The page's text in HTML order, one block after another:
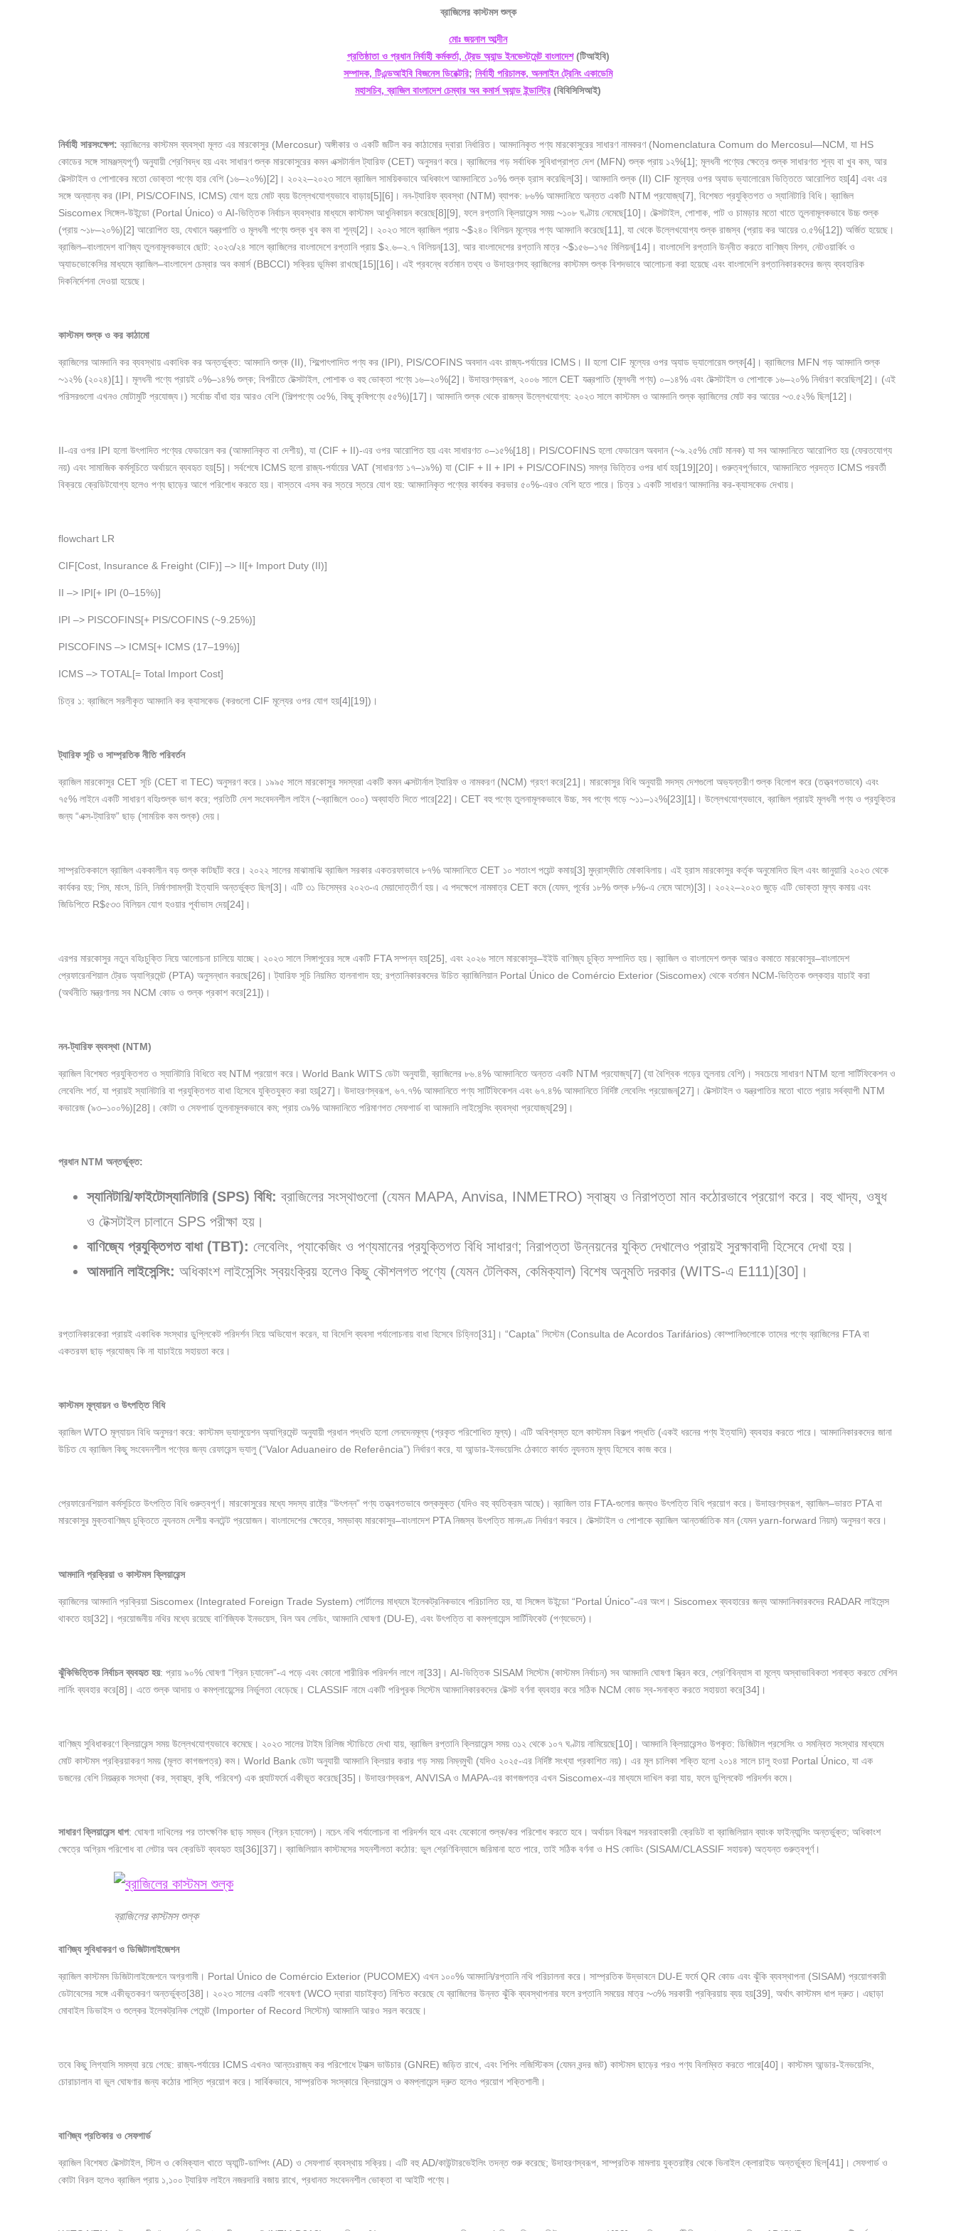
ব্রাজিলের কাস্টমসশুল্ক
মোঃ জয়নাল আব্দীন
প্রতিষ্ঠাতা ও প্রধান নির্বাহী কর্মকর্তা, ট্রেড অ্যান্ড ইনভেস্টমেন্ট বাংলাদেশ(টিআইবি)
সম্পাদক, টিএন্ডআইবি বিজনেস ডিরেক্টরি; নির্বাহী পরিচালক, অনলাইন ট্রেনিং একাডেমি
মহাসচিব, ব্রাজিল বাংলাদেশ চেম্বার অব কমার্স অ্যান্ড ইন্ডাস্ট্রি (বিবিসিসিআই)
নির্বাহী সারসংক্ষেপ: ব্রাজিলের কাস্টমস ব্যবস্থা মূলত এর মারকোসুর (Mercosur) অঙ্গীকার ও একটি জটিল কর কাঠামোর দ্বারা নির্ধারিত। আমদানিকৃত পণ্য মারকোসুরের সাধারণ নামকরণ (Nomenclatura Comum do Mercosul—NCM, যা HS
কোডের সঙ্গে সামঞ্জস্যপূর্ণ) অনুযায়ী শ্রেণিবদ্ধ হয় এবং সাধারণ শুল্ক মারকোসুরের কমন এক্সটার্নাল ট্যারিফ (CET) অনুসরণ করে। ব্রাজিলের গড় সর্বাধিক সুবিধাপ্রাপ্ত দেশ (MFN) শুল্ক প্রায় ১২%[1]; মূলধনী পণ্যের ক্ষেত্রে শুল্ক সাধারণত শূন্য বা খুব কম, আর
টেক্সটাইল ও পোশাকের মতো ভোক্তা পণ্যে হার বেশি (১৬–২০%)[2]। ২০২২–২০২৩ সালে ব্রাজিল সাময়িকভাবে অধিকাংশ আমদানিতে ১০% শুল্ক হ্রাস করেছিল[3]। আমদানি শুল্ক (II) CIF মূল্যের ওপর অ্যাড ভ্যালোরেম ভিত্তিতে আরোপিত হয়[4] এবং এর
সঙ্গে অন্যান্য কর (IPI, PIS/COFINS, ICMS) যোগ হয়ে মোট ব্যয় উল্লেখযোগ্যভাবে বাড়ায়[5][6]। নন-ট্যারিফ ব্যবস্থা (NTM) ব্যাপক: ৮৬% আমদানিতে অন্তত একটি NTM প্রযোজ্য[7], বিশেষত প্রযুক্তিগত ও স্যানিটারি বিধি। ব্রাজিল
Siscomex সিঙ্গেল-উইন্ডো (Portal Único) ও AI-ভিত্তিক নির্বাচন ব্যবস্থার মাধ্যমে কাস্টমস আধুনিকায়ন করেছে[8][9], ফলে রপ্তানি ক্লিয়ারেন্স সময় ~১০৮ ঘণ্টায় নেমেছে[10]। টেক্সটাইল, পোশাক, পাট ও চামড়ার মতো খাতে তুলনামূলকভাবে উচ্চ শুল্ক
(প্রায় ~১৮–২০%)[2] আরোপিত হয়, যেখানে যন্ত্রপাতি ও মূলধনী পণ্যে শুল্ক খুব কম বা শূন্য[2]। ২০২৩ সালে ব্রাজিল প্রায় ~$২৪০ বিলিয়ন মূল্যের পণ্য আমদানি করেছে[11], যা থেকে উল্লেখযোগ্য শুল্ক রাজস্ব (প্রায় কর আয়ের ৩.৫%[12]) অর্জিত হয়েছে।
ব্রাজিল–বাংলাদেশ বাণিজ্য তুলনামূলকভাবে ছোট: ২০২৩/২৪ সালে ব্রাজিলের বাংলাদেশে রপ্তানি প্রায় $২.৬–২.৭ বিলিয়ন[13], আর বাংলাদেশের রপ্তানি মাত্র ~$১৫৬–১৭৫ মিলিয়ন[14]। বাংলাদেশি রপ্তানি উন্নীত করতে বাণিজ্য মিশন, নেটওয়ার্কিং ও
অ্যাডভোকেসির মাধ্যমে ব্রাজিল–বাংলাদেশ চেম্বার অব কমার্স (BBCCI) সক্রিয় ভূমিকা রাখছে[15][16]। এই প্রবন্ধে বর্তমান তথ্য ও উদাহরণসহ ব্রাজিলের কাস্টমস শুল্ক বিশদভাবে আলোচনা করা হয়েছে এবং বাংলাদেশি রপ্তানিকারকদের জন্য ব্যবহারিক
দিকনির্দেশনা দেওয়া হয়েছে।
কাস্টমসশুল্কও কর কাঠামো
ব্রাজিলের আমদানি কর ব্যবস্থায় একাধিক কর অন্তর্ভুক্ত: আমদানি শুল্ক (II), শিল্পোৎপাদিত পণ্য কর (IPI), PIS/COFINS অবদান এবং রাজ্য-পর্যায়ের ICMS। II হলো CIF মূল্যের ওপর অ্যাড ভ্যালোরেম শুল্ক[4]। ব্রাজিলের MFN গড় আমদানি শুল্ক
~১২% (২০২৪)[1]। মূলধনী পণ্যে প্রায়ই ০%–১৪% শুল্ক; বিপরীতে টেক্সটাইল, পোশাক ও বহু ভোক্তা পণ্যে ১৬–২০%[2]। উদাহরণস্বরূপ, ২০০৬ সালে CET যন্ত্রপাতি (মূলধনী পণ্য) ০–১৪% এবং টেক্সটাইল ও পোশাকে ১৬–২০% নির্ধারণ করেছিল[2]। (এই
পরিসরগুলো এখনও মোটামুটি প্রযোজ্য।) সর্বোচ্চ বাঁধা হার আরও বেশি (শিল্পপণ্যে ৩৫%, কিছু কৃষিপণ্যে ৫৫%)[17]। আমদানি শুল্ক থেকে রাজস্ব উল্লেখযোগ্য: ২০২৩ সালে কাস্টমস ও আমদানি শুল্ক ব্রাজিলের মোট কর আয়ের ~৩.৫২% ছিল[12]।
II-এর ওপর IPI হলো উৎপাদিত পণ্যের ফেডারেল কর (আমদানিকৃত বা দেশীয়), যা (CIF + II)-এর ওপর আরোপিত হয় এবং সাধারণত ০–১৫%[18]। PIS/COFINS হলো ফেডারেল অবদান (~৯.২৫% মোট মানক) যা সব আমদানিতে আরোপিত হয় (ফেরতযোগ্য
নয়) এবং সামাজিক কর্মসূচিতে অর্থায়নে ব্যবহৃত হয়[5]। সর্বশেষে ICMS হলো রাজ্য-পর্যায়ের VAT (সাধারণত ১৭–১৯%) যা (CIF + II + IPI + PIS/COFINS) সমগ্র ভিত্তির ওপর ধার্য হয়[19][20]। গুরুত্বপূর্ণভাবে, আমদানিতে প্রদত্ত ICMS পরবর্তী
বিক্রয়ে ক্রেডিটযোগ্য হলেও পণ্য ছাড়ের আগে পরিশোধ করতে হয়। বাস্তবে এসব কর স্তরে স্তরে যোগ হয়: আমদানিকৃত পণ্যের কার্যকর করভার ৫০%-এরও বেশি হতে পারে। চিত্র ১ একটি সাধারণ আমদানির কর-ক্যাসকেড দেখায়।
flowchart LR
CIF[Cost, Insurance & Freight (CIF)] –> II[+ Import Duty (II)]
II –> IPI[+ IPI (0–15%)]
IPI –> PISCOFINS[+ PIS/COFINS (~9.25%)]
PISCOFINS –> ICMS[+ ICMS (17–19%)]
ICMS –> TOTAL[= Total Import Cost]
চিত্র ১: ব্রাজিলে সরলীকৃত আমদানি কর ক্যাসকেড (করগুলো CIF মূল্যের ওপর যোগ হয়[4][19])।
ট্যারিফসূচিও সাম্প্রতিকনীতিপরিবর্তন
ব্রাজিল মারকোসুর CET সূচি (CET বা TEC) অনুসরণ করে। ১৯৯৫ সালে মারকোসুর সদস্যরা একটি কমন এক্সটার্নাল ট্যারিফ ও নামকরণ (NCM) গ্রহণ করে[21]। মারকোসুর বিধি অনুযায়ী সদস্য দেশগুলো অভ্যন্তরীণ শুল্ক বিলোপ করে (তত্ত্বগতভাবে) এবং
৭৫% লাইনে একটি সাধারণ বহিঃশুল্ক ভাগ করে; প্রতিটি দেশ সংবেদনশীল লাইন (~ব্রাজিলে ৩০০) অব্যাহতি দিতে পারে[22]। CET বহু পণ্যে তুলনামূলকভাবে উচ্চ, সব পণ্যে গড়ে ~১১–১২%[23][1]। উল্লেখযোগ্যভাবে, ব্রাজিল প্রায়ই মূলধনী পণ্য ও প্রযুক্তির
জন্য “এক্স-ট্যারিফ” ছাড় (সাময়িক কম শুল্ক) দেয়।
সাম্প্রতিককালে ব্রাজিল এককালীন বড় শুল্ক কাটছাঁট করে। ২০২২ সালের মাঝামাঝি ব্রাজিল সরকার একতরফাভাবে ৮৭% আমদানিতে CET ১০ শতাংশ পয়েন্ট কমায়[3] মুদ্রাস্ফীতি মোকাবিলায়। এই হ্রাস মারকোসুর কর্তৃক অনুমোদিত ছিল এবং জানুয়ারি ২০২৩ থেকে
কার্যকর হয়; শিম, মাংস, চিনি, নির্মাণসামগ্রী ইত্যাদি অন্তর্ভুক্ত ছিল[3]। এটি ৩১ ডিসেম্বর ২০২৩-এ মেয়াদোত্তীর্ণ হয়। এ পদক্ষেপে নামমাত্র CET কমে (যেমন, পূর্বের ১৮% শুল্ক ৮%-এ নেমে আসে)[3]। ২০২২–২০২৩ জুড়ে এটি ভোক্তা মূল্য কমায় এবং
জিডিপিতে R$৫৩৩ বিলিয়ন যোগ হওয়ার পূর্বাভাস দেয়[24]।
এরপর মারকোসুর নতুন বহিঃচুক্তি নিয়ে আলোচনা চালিয়ে যাচ্ছে। ২০২৩ সালে সিঙ্গাপুরের সঙ্গে একটি FTA সম্পন্ন হয়[25], এবং ২০২৬ সালে মারকোসুর–ইইউ বাণিজ্য চুক্তি সম্পাদিত হয়। ব্রাজিল ও বাংলাদেশ শুল্ক আরও কমাতে মারকোসুর–বাংলাদেশ
প্রেফারেনশিয়াল ট্রেড অ্যাগ্রিমেন্ট (PTA) অনুসন্ধান করছে[26]। ট্যারিফ সূচি নিয়মিত হালনাগাদ হয়; রপ্তানিকারকদের উচিত ব্রাজিলিয়ান Portal Único de Comércio Exterior (Siscomex) থেকে বর্তমান NCM-ভিত্তিক শুল্কহার যাচাই করা
(অর্থনীতি মন্ত্রণালয় সব NCM কোড ও শুল্ক প্রকাশ করে[21])।
নন-ট্যারিফব্যবস্থা (NTM)
ব্রাজিল বিশেষত প্রযুক্তিগত ও স্যানিটারি বিধিতে বহু NTM প্রয়োগ করে। World Bank WITS ডেটা অনুযায়ী, ব্রাজিলের ৮৬.৪% আমদানিতে অন্তত একটি NTM প্রযোজ্য[7] (যা বৈশ্বিক গড়ের তুলনায় বেশি)। সবচেয়ে সাধারণ NTM হলো সার্টিফিকেশন ও
লেবেলিং শর্ত, যা প্রায়ই স্যানিটারি বা প্রযুক্তিগত বাধা হিসেবে যুক্তিযুক্ত করা হয়[27]। উদাহরণস্বরূপ, ৬৭.৭% আমদানিতে পণ্য সার্টিফিকেশন এবং ৬৭.৪% আমদানিতে নির্দিষ্ট লেবেলিং প্রয়োজন[27]। টেক্সটাইল ও যন্ত্রপাতির মতো খাতে প্রায় সর্বব্যাপী NTM
কভারেজ (৯৩–১০০%)[28]। কোটা ও সেফগার্ড তুলনামূলকভাবে কম; প্রায় ৩৯% আমদানিতে পরিমাণগত সেফগার্ড বা আমদানি লাইসেন্সিং ব্যবস্থা প্রযোজ্য[29]।
প্রধান NTM অন্তর্ভুক্ত:
স্যানিটারি/ফাইটোস্যানিটারি (SPS) বিধি: ব্রাজিলের সংস্থাগুলো (যেমন MAPA, Anvisa, INMETRO) স্বাস্থ্য ও নিরাপত্তা মান কঠোরভাবে প্রয়োগ করে। বহু খাদ্য, ওষুধ
ও টেক্সটাইল চালানে SPS পরীক্ষা হয়।
বাণিজ্যে প্রযুক্তিগতবাধা (TBT): লেবেলিং, প্যাকেজিং ও পণ্যমানের প্রযুক্তিগত বিধি সাধারণ; নিরাপত্তা উন্নয়নের যুক্তি দেখালেও প্রায়ই সুরক্ষাবাদী হিসেবে দেখা হয়।
আমদানি লাইসেন্সিং: অধিকাংশ লাইসেন্সিং স্বয়ংক্রিয় হলেও কিছু কৌশলগত পণ্যে (যেমন টেলিকম, কেমিক্যাল) বিশেষ অনুমতি দরকার (WITS-এ E111)[30]।
রপ্তানিকারকেরা প্রায়ই একাধিক সংস্থার ডুপ্লিকেট পরিদর্শন নিয়ে অভিযোগ করেন, যা বিদেশি ব্যবসা পর্যালোচনায় বাধা হিসেবে চিহ্নিত[31]। “Capta” সিস্টেম (Consulta de Acordos Tarifários) কোম্পানিগুলোকে তাদের পণ্যে ব্রাজিলের FTA বা
একতরফা ছাড় প্রযোজ্য কি না যাচাইয়ে সহায়তা করে।
কাস্টমসমূল্যায়নও উৎপত্তিবিধি
ব্রাজিল WTO মূল্যায়ন বিধি অনুসরণ করে: কাস্টমস ভ্যালুয়েশন অ্যাগ্রিমেন্ট অনুযায়ী প্রধান পদ্ধতি হলো লেনদেনমূল্য (প্রকৃত পরিশোধিত মূল্য)। এটি অবিশ্বস্ত হলে কাস্টমস বিকল্প পদ্ধতি (একই ধরনের পণ্য ইত্যাদি) ব্যবহার করতে পারে। আমদানিকারকদের জানা
উচিত যে ব্রাজিল কিছু সংবেদনশীল পণ্যের জন্য রেফারেন্স ভ্যালু (“Valor Aduaneiro de Referência”) নির্ধারণ করে, যা আন্ডার-ইনভয়েসিং ঠেকাতে কার্যত ন্যূনতম মূল্য হিসেবে কাজ করে।
প্রেফারেনশিয়াল কর্মসূচিতে উৎপত্তি বিধি গুরুত্বপূর্ণ। মারকোসুরের মধ্যে সদস্য রাষ্ট্রে “উৎপন্ন” পণ্য তত্ত্বগতভাবে শুল্কমুক্ত (যদিও বহু ব্যতিক্রম আছে)। ব্রাজিল তার FTA-গুলোর জন্যও উৎপত্তি বিধি প্রয়োগ করে। উদাহরণস্বরূপ, ব্রাজিল–ভারত PTA বা
মারকোসুর মুক্তবাণিজ্য চুক্তিতে ন্যূনতম দেশীয় কনটেন্ট প্রয়োজন। বাংলাদেশের ক্ষেত্রে, সম্ভাব্য মারকোসুর–বাংলাদেশ PTA নিজস্ব উৎপত্তি মানদণ্ড নির্ধারণ করবে। টেক্সটাইল ও পোশাকে ব্রাজিল আন্তর্জাতিক মান (যেমন yarn-forward নিয়ম) অনুসরণ করে।
আমদানিপ্রক্রিয়াও কাস্টমসক্লিয়ারেন্স
ব্রাজিলের আমদানি প্রক্রিয়া Siscomex (Integrated Foreign Trade System) পোর্টালের মাধ্যমে ইলেকট্রনিকভাবে পরিচালিত হয়, যা সিঙ্গেল উইন্ডো “Portal Único”-এর অংশ। Siscomex ব্যবহারের জন্য আমদানিকারকদের RADAR লাইসেন্স
থাকতে হয়[32]। প্রয়োজনীয় নথির মধ্যে রয়েছে বাণিজ্যিক ইনভয়েস, বিল অব লেডিং, আমদানি ঘোষণা (DU-E), এবং উৎপত্তি বা কমপ্লায়েন্স সার্টিফিকেট (পণ্যভেদে)।
ঝুঁকিভিত্তিকনির্বাচনব্যবহৃতহয়: প্রায় ৯০% ঘোষণা “গ্রিন চ্যানেল”-এ পড়ে এবং কোনো শারীরিক পরিদর্শন লাগে না[33]। AI-ভিত্তিক SISAM সিস্টেম (কাস্টমস নির্বাচন) সব আমদানি ঘোষণা স্ক্রিন করে, শ্রেণিবিন্যাস বা মূল্যে অস্বাভাবিকতা শনাক্ত করতে মেশিন
লার্নিং ব্যবহার করে[8]। এতে শুল্ক আদায় ও কমপ্লায়েন্সের নির্ভুলতা বেড়েছে। CLASSIF নামে একটি পরিপূরক সিস্টেম আমদানিকারকদের টেক্সট বর্ণনা ব্যবহার করে সঠিক NCM কোড স্ব-সনাক্ত করতে সহায়তা করে[34]।
বাণিজ্য সুবিধাকরণে ক্লিয়ারেন্স সময় উল্লেখযোগ্যভাবে কমেছে। ২০২৩ সালের টাইম রিলিজ স্টাডিতে দেখা যায়, ব্রাজিল রপ্তানি ক্লিয়ারেন্স সময় ৩১২ থেকে ১০৭ ঘণ্টায় নামিয়েছে[10]। আমদানি ক্লিয়ারেন্সও উপকৃত: ডিজিটাল প্রসেসিং ও সমন্বিত সংস্থার মাধ্যমে
মোট কাস্টমস প্রক্রিয়াকরণ সময় (মূলত কাগজপত্র) কম। World Bank ডেটা অনুযায়ী আমদানি ক্লিয়ার করার গড় সময় নিম্নমুখী (যদিও ২০২৫-এর নির্দিষ্ট সংখ্যা প্রকাশিত নয়)। এর মূল চালিকা শক্তি হলো ২০১৪ সালে চালু হওয়া Portal Único, যা এক
ডজনের বেশি নিয়ন্ত্রক সংস্থা (কর, স্বাস্থ্য, কৃষি, পরিবেশ) এক প্ল্যাটফর্মে একীভূত করেছে[35]। উদাহরণস্বরূপ, ANVISA ও MAPA-এর কাগজপত্র এখন Siscomex-এর মাধ্যমে দাখিল করা যায়, ফলে ডুপ্লিকেট পরিদর্শন কমে।
সাধারণক্লিয়ারেন্সধাপ: ঘোষণা দাখিলের পর তাৎক্ষণিক ছাড় সম্ভব (গ্রিন চ্যানেল)। নচেৎ নথি পর্যালোচনা বা পরিদর্শন হবে এবং যেকোনো শুল্ক/কর পরিশোধ করতে হবে। অর্থায়ন বিকল্পে সরবরাহকারী ক্রেডিট বা ব্রাজিলিয়ান ব্যাংক ফাইন্যান্সিং অন্তর্ভুক্ত; অধিকাংশ
ক্ষেত্রে অগ্রিম পরিশোধ বা লেটার অব ক্রেডিট ব্যবহৃত হয়[36][37]। ব্রাজিলিয়ান কাস্টমসের সহনশীলতা কঠোর: ভুল শ্রেণিবিন্যাসে জরিমানা হতে পারে, তাই সঠিক বর্ণনা ও HS কোডিং (SISAM/CLASSIF সহায়ক) অত্যন্ত গুরুত্বপূর্ণ।
ব্রাজিলের কাস্টমস শুল্ক
বাণিজ্যসুবিধাকরণও ডিজিটালাইজেশন
ব্রাজিল কাস্টমস ডিজিটালাইজেশনে অগ্রগামী। Portal Único de Comércio Exterior (PUCOMEX) এখন ১০০% আমদানি/রপ্তানি নথি পরিচালনা করে। সাম্প্রতিক উদ্ভাবনে DU-E ফর্মে QR কোড এবং ঝুঁকি ব্যবস্থাপনা (SISAM) প্রয়োগকারী
ডেটাবেসের সঙ্গে একীভূতকরণ অন্তর্ভুক্ত[38]। ২০২৩ সালের একটি গবেষণা (WCO দ্বারা যাচাইকৃত) নিশ্চিত করেছে যে ব্রাজিলের উন্নত ঝুঁকি ব্যবস্থাপনার ফলে রপ্তানি সময়ের মাত্র ~৩% সরকারী প্রক্রিয়ায় ব্যয় হয়[39], অর্থাৎ কাস্টমস ধাপ দ্রুত। এছাড়া
মোবাইল ডিভাইস ও শুল্কের ইলেকট্রনিক পেমেন্ট (Importer of Record সিস্টেম) আমদানি আরও সরল করেছে।
তবে কিছু লিগ্যাসি সমস্যা রয়ে গেছে: রাজ্য-পর্যায়ের ICMS এখনও আন্তঃরাজ্য কর পরিশোধে ট্যাক্স ভাউচার (GNRE) জড়িত রাখে, এবং শিপিং লজিস্টিকস (যেমন বন্দর জট) কাস্টমস ছাড়ের পরও পণ্য বিলম্বিত করতে পারে[40]। কাস্টমস আন্ডার-ইনভয়েসিং,
চোরাচালান বা ভুল ঘোষণার জন্য কঠোর শাস্তি প্রয়োগ করে। সার্বিকভাবে, সাম্প্রতিক সংস্কারে ক্লিয়ারেন্স ও কমপ্লায়েন্স দ্রুত হলেও প্রয়োগ শক্তিশালী।
বাণিজ্যপ্রতিকার ও সেফগার্ড
ব্রাজিল বিশেষত টেক্সটাইল, স্টিল ও কেমিক্যাল খাতে অ্যান্টি-ডাম্পিং (AD) ও সেফগার্ড ব্যবস্থায় সক্রিয়। এটি বহু AD/কাউন্টারভেইলিং তদন্ত শুরু করেছে; উদাহরণস্বরূপ, সাম্প্রতিক মামলায় যুক্তরাষ্ট্র থেকে ভিনাইল ক্লোরাইড অন্তর্ভুক্ত ছিল[41]। সেফগার্ড ও
কোটা বিরল হলেও ব্রাজিল প্রায় ১,১০০ ট্যারিফ লাইনে নজরদারি বজায় রাখে, প্রধানত সংবেদনশীল ভোক্তা বা আইটি পণ্যে।